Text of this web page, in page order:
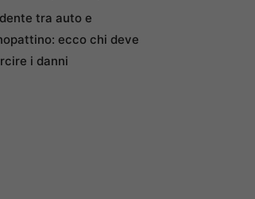
tra auto e
ecco chi deve
i danni